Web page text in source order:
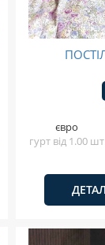
євро
гурт від 1.00 шт